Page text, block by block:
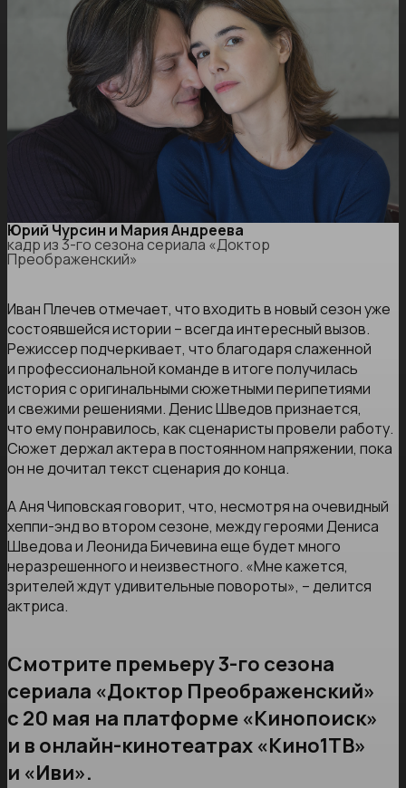
Юрий Чурсин и Мария Андреева
кадр из 3-го сезона сериала «Доктор
Преображенский»
Иван Плечев отмечает, что входить в новый сезон уже
состоявшейся истории – всегда интересный вызов.
Режиссер подчеркивает, что благодаря слаженной
и профессиональной команде в итоге получилась
история с оригинальными сюжетными перипетиями
и свежими решениями. Денис Шведов признается,
что ему понравилось, как сценаристы провели работу.
Сюжет держал актера в постоянном напряжении, пока
он не дочитал текст сценария до конца.
А Аня Чиповская говорит, что, несмотря на очевидный
хеппи-энд во втором сезоне, между героями Дениса
Шведова и Леонида Бичевина еще будет много
неразрешенного и неизвестного. «Мне кажется,
зрителей ждут удивительные повороты», – делится
актриса.
Смотрите премьеру 3-го сезона
сериала «Доктор Преображенский»
с 20 мая на платформе «Кинопоиск»
и в онлайн-кинотеатрах «Кино1ТВ»
и «Иви».